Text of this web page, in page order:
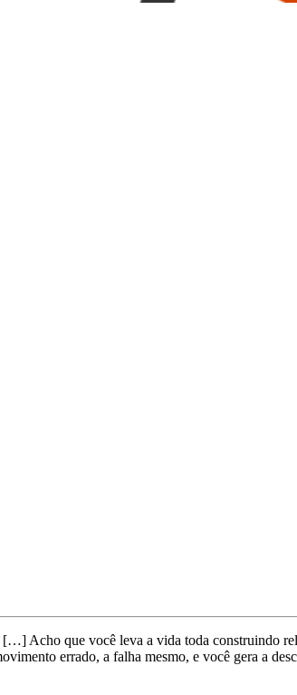
Acho que você leva a vida toda construindo
errado, a falha mesmo, e você gera a